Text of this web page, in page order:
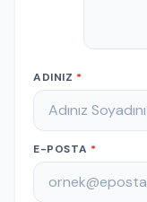
ADINIZ *
E-POSTA *